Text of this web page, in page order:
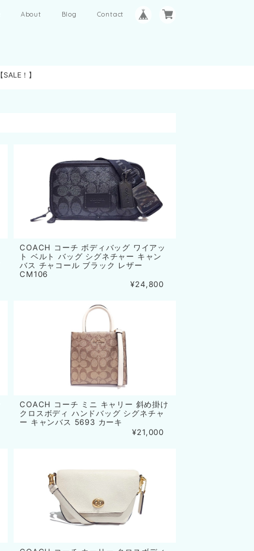
About Blog Contact
【SALE！】
COACH コーチ ボディバッグ ワイアッ
ト ベルト バッグ シグネチャー キャン
バス チャコール ブラック レザー
CM106
¥24,800
COACH コーチ ミニ キャリー 斜め掛け
クロスボディ ハンドバッグ シグネチャ
ー キャンバス 5693 カーキ
¥21,000